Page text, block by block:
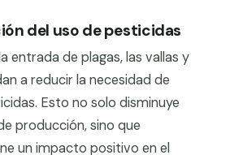
del uso de pesticidas
entrada de plagas, las vallas y
a reducir la necesidad de
Esto no solo disminuye
producción, sino que
un impacto positivo en el